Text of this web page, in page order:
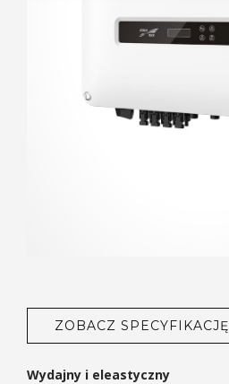
ZOBACZ SPECYFIKACJĘ
Wydajny i eleastyczny